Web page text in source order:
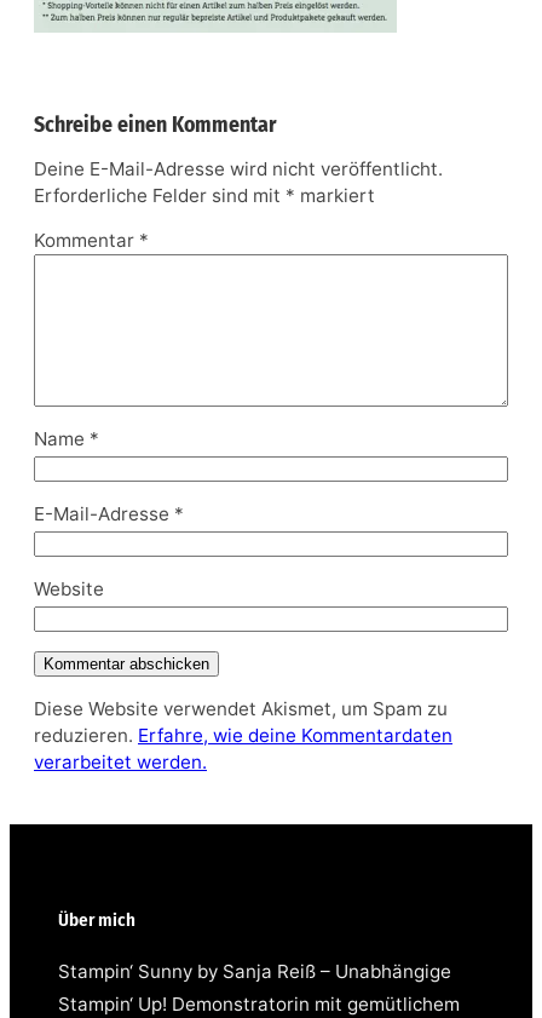
Schreibe einen Kommentar
Deine E-Mail-Adresse wird nicht veröffentlicht.
Erforderliche Felder sind mit * markiert
Kommentar *
Name *
E-Mail-Adresse *
Website
Diese Website verwendet Akismet, um Spam zu
reduzieren. Erfahre, wie deine Kommentardaten
verarbeitet werden.
Über mich
Stampin‘ Sunny by Sanja Reiß – Unabhängige
Stampin‘ Up! Demonstratorin mit gemütlichem